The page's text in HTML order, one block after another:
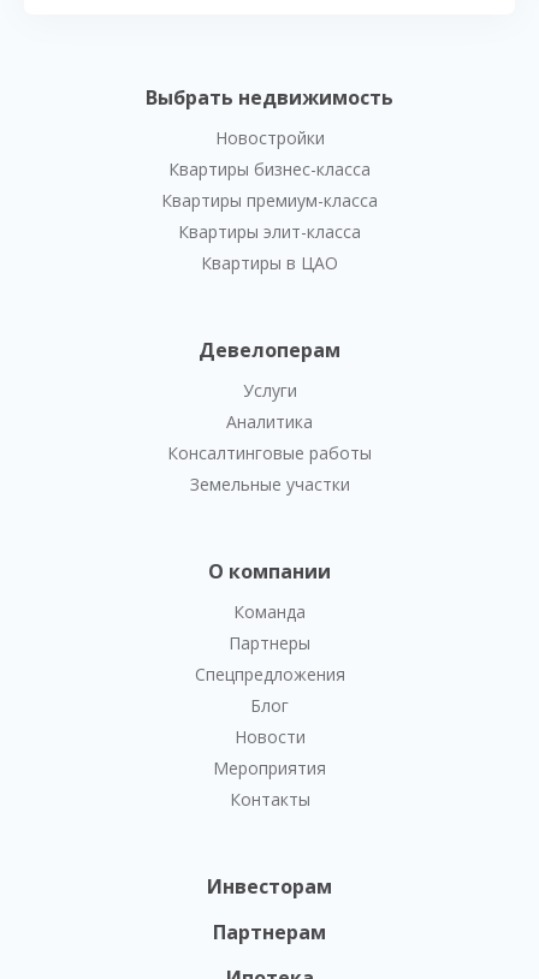
Выбрать недвижимость
Новостройки
Квартиры бизнес-класса
Квартиры премиум-класса
Квартиры элит-класса
Квартиры в ЦАО
Девелоперам
Услуги
Аналитика
Консалтинговые работы
Земельные участки
О компании
Команда
Партнеры
Спецпредложения
Блог
Новости
Мероприятия
Контакты
Инвесторам
Партнерам